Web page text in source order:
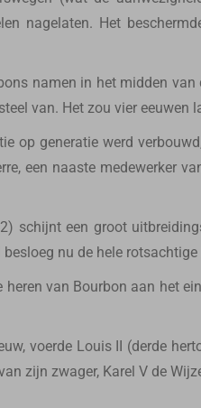
nagelaten. Het
namen in het midden
van. Het zou vier
op generatie werd
een naaste medewerker
schijnt een groot
nu de hele rotsachtige
heren van Bourbon aan het
voerde Louis II (derde
zijn zwager, Karel V de